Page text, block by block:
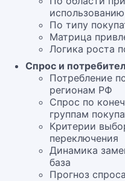
использованию
По типу
Матрица
Логика роста
Спрос и
Потребление
регионам РФ
Спрос по
группам
Критерии
переключения
Динамика
база
Прогноз спроса